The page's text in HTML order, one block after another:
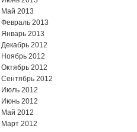
Май 2013
Февраль 2013
Январь 2013
Декабрь 2012
Ноябрь 2012
Октябрь 2012
Сентябрь 2012
Июль 2012
Июнь 2012
Май 2012
Март 2012